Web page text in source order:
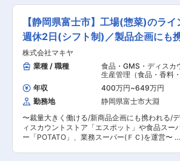
採用、シフト管理など ■キャリア想定： 今回の
募集では製麺、豆腐といったそれぞれの製造分野
でのマネージャークラスを想定、部門長の下で
務運営にあたって頂きます。 将来的には部門長、
工場長なども目指して頂けるポジションとなりま
す。 変更の範囲：会社の定める業務
業務ミッション： 同社が運営するメガ・ディス
ウントストアー「ラ・ムー」、「ディオ」は全国
に230店舗以上を展開中です。そこで提供され
食品、惣菜、弁当類の多くを、同社のRMセンタ
ーで製造しています。2022年9月には関西エリ
での大型食品工場が稼働予定であり、食品製造に
おけるより一層の大規模提供が急務になってい
す。 ■組織構成：中国RMセンターでは約700
名、関西RMセンターでは800〜1000名規模のメ
ンバーが在籍予定です。 ■業務イメージ： ＜パ
ン部門＞製パン・製菓業務、製造数と在庫の管
理、製造計画作成、原材料、資材の発注業務、取
引先メーカーとの商談、製造機械、設備のメンテ
ナンス、 月次損益等の数値管理、従業員の採用
シフト管理など ＜麺部門＞焼きそば、うどん、冷
凍うどん等の製造業務、原材料、資材の発注業
【静岡県富士市】工場(惣菜)のラ
週休2日(シフト制)／製品企画にも
株式会社マキヤ
業種 / 職種
食品・GMS・ディスカ
生産管理（食品・香料
（食品・香料・飼料）
年収 400万円~649万円
勤務地
静岡県富士市大淵
〜裁量大きく働ける/新商品企画にも携われる/デ
ィスカウントストア「エスポット」や食品スー
ー「POTATO」、業務スーパー(ＦＣ)を運営〜 ■